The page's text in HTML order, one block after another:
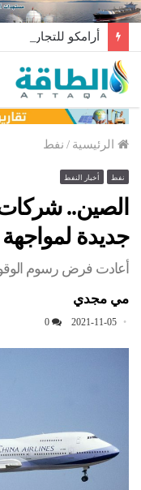
الرئيسية / نفط
نفط أخبار النفط
الصين.. شركات
جديدة لمواجهة
أعادت فرض رسوم الوقود
مي مجدي
2021-11-05
0